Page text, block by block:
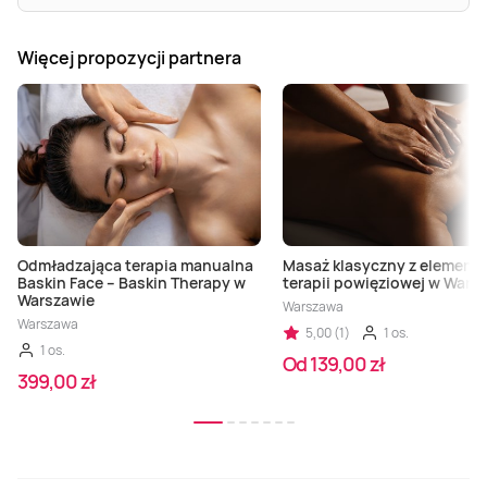
Więcej propozycji partnera
Odmładzająca terapia manualna
Baskin Face – Baskin Therapy w
Warszawie
Warszawa
1 os.
399,00 zł
Masaż klasyczny z
terapii powięziowej w
Warszawa
5,00 (1)
1 os.
Od 139,00 zł